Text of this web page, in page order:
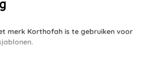
merk Korthofah is te gebruiken voor